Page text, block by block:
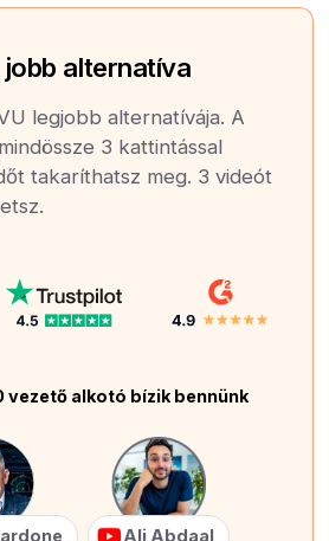
alternatíva
legjobb alternatívája. A
3 kattintással
takaríthatsz meg. 3 videót
vezető alkotó bízik bennünk
Ali Abdaal